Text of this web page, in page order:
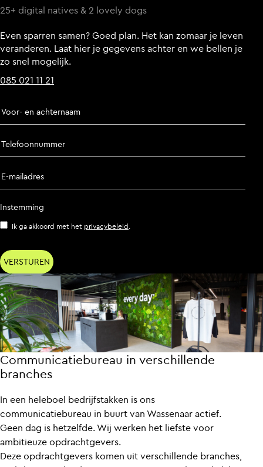
25+ digital natives & 2 lovely dogs
Even sparren samen? Goed plan. Het kan zomaar je leven
veranderen. Laat hier je gegevens achter en we bellen je
zo snel mogelijk.
085 021 11 21
Voor- en achternaam
Telefoonnummer
E-mailadres
Instemming
Ik ga akkoord met het privacybeleid.
Communicatiebureau in verschillende
branches
In een heleboel bedrijfstakken is ons
communicatiebureau in buurt van Wassenaar actief.
Geen dag is hetzelfde. Wij werken het liefste voor
ambitieuze opdrachtgevers.
Deze opdrachtgevers komen uit verschillende branches,